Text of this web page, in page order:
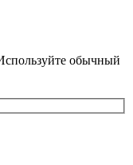
обычный